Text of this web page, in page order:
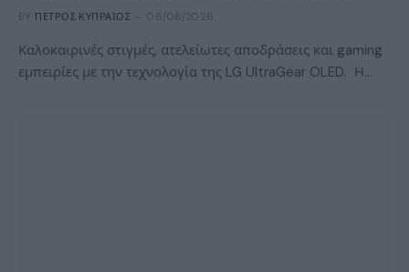
BY ΠΈΤΡΟΣ ΚΥΠΡΑΊΟΣ 06/08/2026
Καλοκαιρινές στιγμές, ατελείωτες αποδράσεις και gaming
εμπειρίες με την τεχνολογία της LG UltraGear OLED. Η…